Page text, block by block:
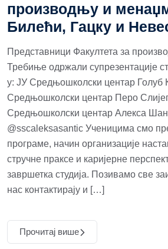
производњу и
Билећи, Гацку и
Представници Факултета за
Требиње одржали супрезентације
у: ЈУ Средњошколски центар Голуб
Средњошколски центар Перо
Средњошколски центар Алекса
@sscaleksasantic Ученицима смо
програме, начин организације
стручне праксе и каријерне
завршетка студија. Позивамо све
нас контактирају и […]
Прочитај више